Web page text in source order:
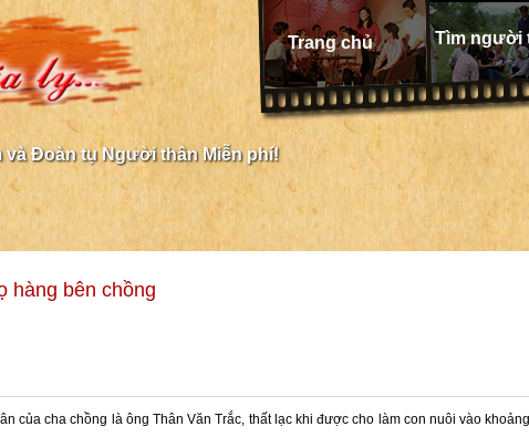
Trang chủ Tìm người
và Đoàn tụ Người thân Miễn phí!
hàng bên chồng
của cha chồng là ông Thân Văn Trắc, thất lạc khi được cho làm con nuôi vào khoảng